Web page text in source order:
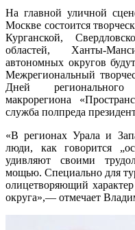
На главной уличной
Москве состоится
Курганской,
областей, Ханты-
автономных округов
Межрегиональный
Дней регионального
макрорегиона
служба полпреда
«В регионах Урала и
люди, как говорится
удивляют своими
мощью. Специально для
олицетворяющий
округа»,— отмечает